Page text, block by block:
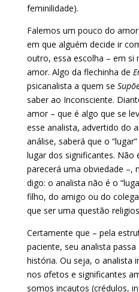
feminilidade).
Falemos um pouco do
em que alguém decide ir
outro, essa escolha – em
amor. Algo da flechinha de
psicanalista a quem se
saber ao Inconsciente.
amor – que é algo que se
esse analista, advertido do
análise, saberá que o
lugar dos significantes. Não
parecerá uma obviedade –,
digo: o analista não é o
filho, do amigo ou do
que ser uma questão
Certamente que – pela
paciente, seu analista
história. Ou seja, o analista
nos afetos e significantes
somos incautos (crédulos,